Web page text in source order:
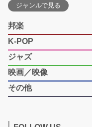
ジャンルで見る
邦楽
K-POP
ジャズ
映画／映像
その他